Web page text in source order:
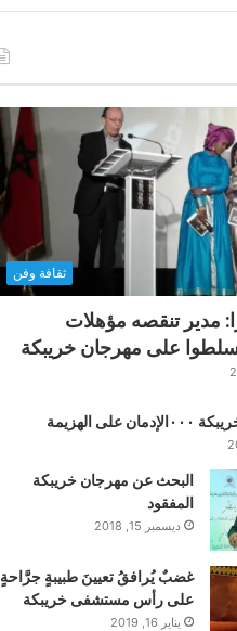
ثقافة وفن
مدير تنقصه مؤهلات
على مهرجان خريبكة
الهزيمة
البحث عن مهرجان خريبكة
المفقود
ديسمبر 15, 2018
غضبٌ يُرافقُ تعيينَ طبيبةٍ جرَّاحةٍ
على رأس مستشفى خريبكة
يناير 16, 2019